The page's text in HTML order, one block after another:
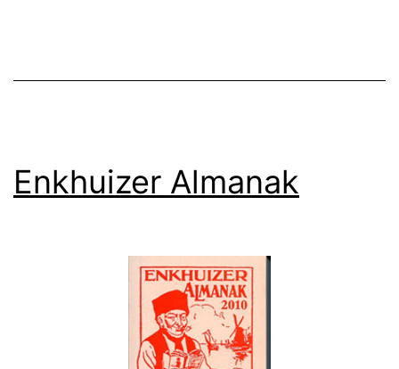
Enkhuizer Almanak